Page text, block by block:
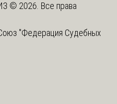
© 2026. Все права
"Федерация Судебных